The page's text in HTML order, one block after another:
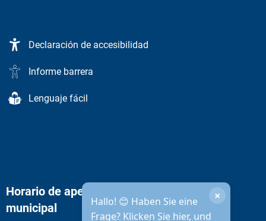
Declaración de accesibilidad
Informe barrera
Lenguaje fácil
Hallo! 😊 Haben Sie eine
Frage? Klicken Sie hier, und
×
Horario de apertura de la administración
municipal